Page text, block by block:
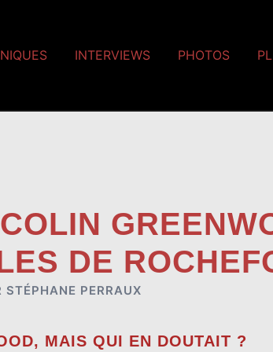
INTERVIEWS PHOTOS
DE
STÉPHANE PERRAUX
MAIS QUI EN DOUTAIT ?